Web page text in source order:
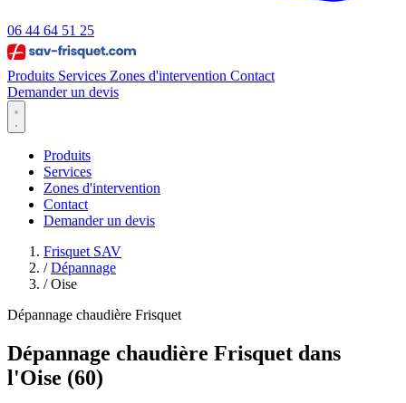
06 44 64 51 25
Produits Services Zones d'intervention Contact
Demander un devis
Produits
Services
Zones d'intervention
Contact
Demander un devis
Frisquet SAV
/ Dépannage
/ Oise
Dépannage chaudière Frisquet
Dépannage chaudière Frisquet dans
l'Oise (60)